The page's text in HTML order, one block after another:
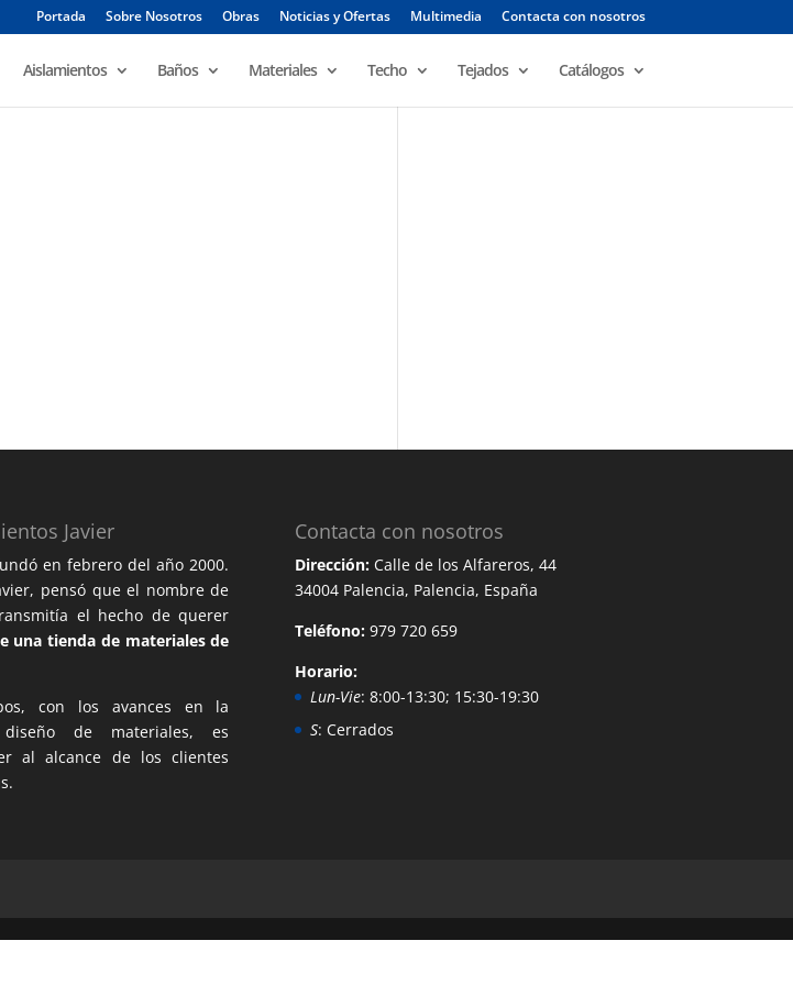
Portada Sobre Nosotros Obras Noticias y Ofertas Multimedia Contacta con nosotros
Aislamientos Baños Materiales Techo Tejados Catálogos
Javier
en febrero del año 2000.
pensó que el nombre de
el hecho de querer
una tienda de materiales de
con los avances en la
de materiales, es
al alcance de los clientes
Contacta con nosotros
Dirección:Calle de los Alfareros, 44
34004 Palencia, Palencia, España
Teléfono:979 720 659
Horario:
Lun-Vie: 8:00-13:30; 15:30-19:30
S: Cerrados